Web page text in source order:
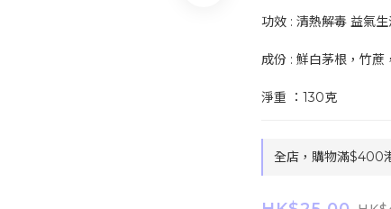
功效 : 清熱解毒 益氣生
成份 : 鮮白茅根，竹蔗
淨重 ：130克
全店，購物滿$400